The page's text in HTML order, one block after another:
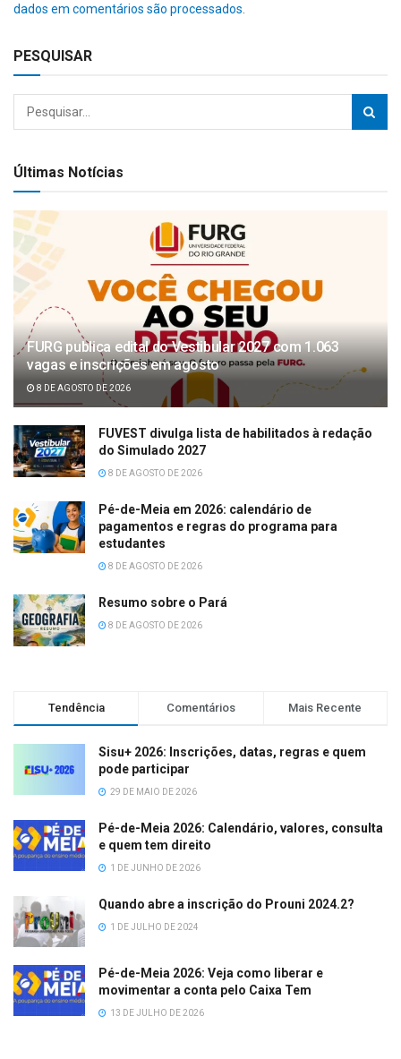
dados em comentários são processados
PESQUISAR
Últimas Notícias
FURG publica edital do Vestibular 2027 com 1.063
vagas e inscrições em agosto
8 DE AGOSTO DE 2026
FUVEST divulga lista de habilitados à redação
do Simulado 2027
8 DE AGOSTO DE 2026
Pé-de-Meia em 2026: calendário de
pagamentos e regras do programa para
estudantes
8 DE AGOSTO DE 2026
Resumo sobre o Pará
8 DE AGOSTO DE 2026
Tendência Comentários Mais Recente
Sisu+ 2026: Inscrições, datas, regras e quem
pode participar
29 DE MAIO DE 2026
Pé-de-Meia 2026: Calendário, valores, consulta
e quem tem direito
1 DE JUNHO DE 2026
Quando abre a inscrição do Prouni 2024.2?
1 DE JULHO DE 2024
Pé-de-Meia 2026: Veja como liberar e
movimentar a conta pelo Caixa Tem
13 DE JULHO DE 2026